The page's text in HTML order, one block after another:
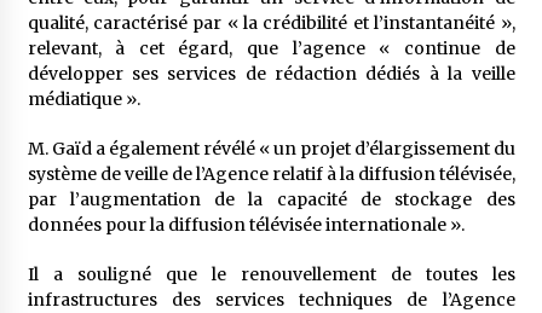
qualité, caractérisé par « la crédibilité et l’instantanéité »,
relevant, à cet égard, que l’agence « continue de
développer ses services de rédaction dédiés à la veille
médiatique ».
M. Gaïd a également révélé « un projet d’élargissement du
système de veille de l’Agence relatif à la diffusion télévisée,
par l’augmentation de la capacité de stockage des
données pour la diffusion télévisée internationale ».
Il a souligné que le renouvellement de toutes les
infrastructures des services techniques de l’Agence